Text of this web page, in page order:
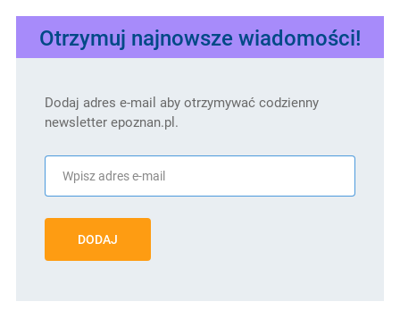
Otrzymuj najnowsze wiadomości!
Dodaj adres e-mail aby otrzymywać codzienny
newsletter epoznan.pl.
DODAJ